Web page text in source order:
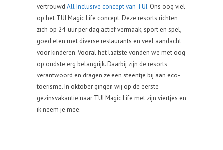
vertrouwd All Inclusive concept van TUI. Ons oog viel
op het TUI Magic Life concept. Deze resorts richten
zich op 24-uur per dag actief vermaak; sport en spel,
goed eten met diverse restaurants en veel aandacht
voor kinderen. Vooral het laatste vonden we met oog
op oudste erg belangrijk. Daarbij zijn de resorts
verantwoord en dragen ze een steentje bij aan eco-
toerisme. In oktober gingen wij op de eerste
gezinsvakantie naar TUI Magic Life met zijn viertjes en
ik neem je mee.